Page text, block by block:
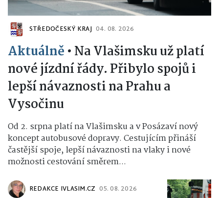
STŘEDOČESKÝ KRAJ 04. 08. 2026
Aktuálně • Na Vlašimsku už platí
nové jízdní řády. Přibylo spojů i
lepší návaznosti na Prahu a
Vysočinu
Od 2. srpna platí na Vlašimsku a v Posázaví nový
koncept autobusové dopravy. Cestujícím přináší
častější spoje, lepší návaznosti na vlaky i nové
možnosti cestování směrem...
REDAKCE IVLASIM.CZ 05. 08. 2026